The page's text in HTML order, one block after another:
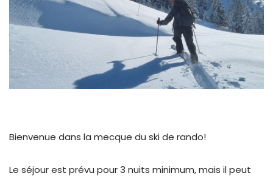
Bienvenue dans la mecque du ski de rando!
Le séjour est prévu pour 3 nuits minimum, mais il peut